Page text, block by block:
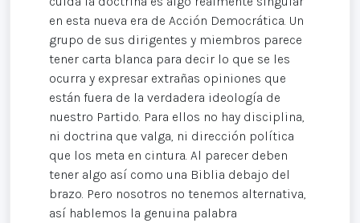
en esta nueva era de Acción Democrática. Un
grupo de sus dirigentes y miembros parece
tener carta blanca para decir lo que se les
ocurra y expresar extrañas opiniones que
están fuera de la verdadera ideología de
nuestro Partido. Para ellos no hay disciplina,
ni doctrina que valga, ni dirección política
que los meta en cintura. Al parecer deben
tener algo así como una Biblia debajo del
brazo. Pero nosotros no tenemos alternativa,
así hablemos la genuina palabra